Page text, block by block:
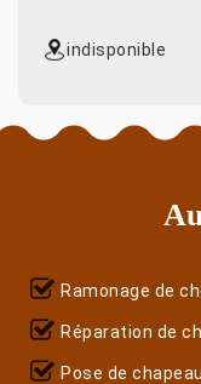
indisponible
Ramonage de
Réparation de
Pose de